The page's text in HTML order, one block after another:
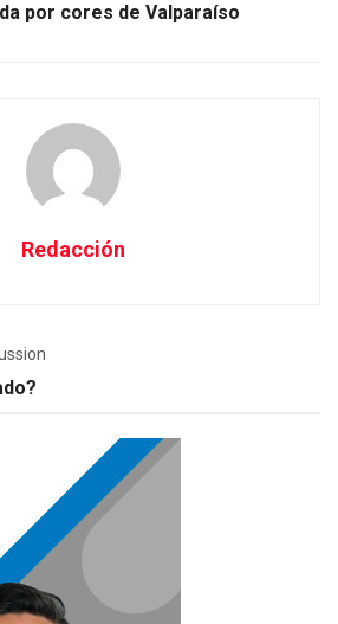
por cores de Valparaíso
Redacción